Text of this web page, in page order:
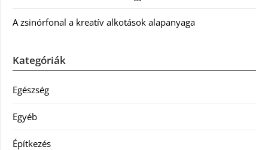
A zsinórfonal a kreatív alkotások alapanyaga
Kategóriák
Egészség
Egyéb
Építkezés